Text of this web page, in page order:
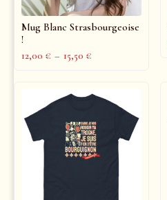
Mug Blanc Strasbourgeoise
!
12,00 € – 15,50 €